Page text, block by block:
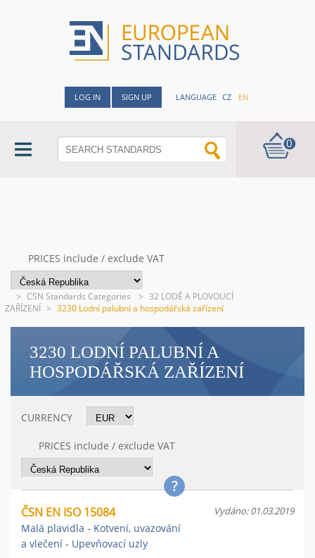
LOG IN SIGN UP LANGUAGE CZ EN
0
PRICES include / exclude VAT
> CSN Standards Categories > 32 LODĚ A PLOVOUCÍ
ZAŘÍZENÍ > 3230 Lodní palubní a hospodářská zařízení
3230 LODNÍ PALUBNÍ A
HOSPODÁŘSKÁ ZAŘÍZENÍ
CURRENCY
PRICES include / exclude VAT
ČSN EN ISO 15084
Malá plavidla - Kotvení, uvazování
a vlečení - Upevňovací uzly
Vydáno: 01.03.2019